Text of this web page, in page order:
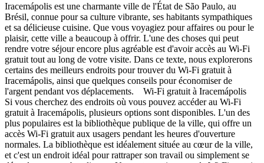
Iracemápolis est une charmante ville de l'État de São Paulo, au
Brésil, connue pour sa culture vibrante, ses habitants sympathiques
et sa délicieuse cuisine. Que vous voyagiez pour affaires ou pour le
plaisir, cette ville a beaucoup à offrir. L'une des choses qui peut
rendre votre séjour encore plus agréable est d'avoir accès au Wi-Fi
gratuit tout au long de votre visite. Dans ce texte, nous explorerons
certains des meilleurs endroits pour trouver du Wi-Fi gratuit à
Iracemápolis, ainsi que quelques conseils pour économiser de
l'argent pendant vos déplacements. Wi-Fi gratuit à Iracemápolis
Si vous cherchez des endroits où vous pouvez accéder au Wi-Fi
gratuit à Iracemápolis, plusieurs options sont disponibles. L'un des
plus populaires est la bibliothèque publique de la ville, qui offre un
accès Wi-Fi gratuit aux usagers pendant les heures d'ouverture
normales. La bibliothèque est idéalement située au cœur de la ville,
et c'est un endroit idéal pour rattraper son travail ou simplement se